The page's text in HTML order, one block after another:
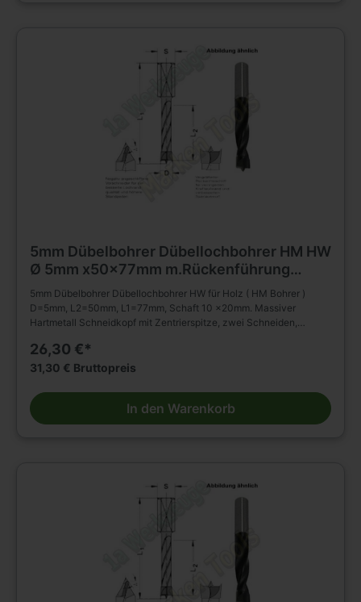
5mm Dübelbohrer Dübellochbohrer HM HW
Ø 5mm x50x77mm m.Rückenführung
Schaft 10mm Z2+V2
5mm Dübelbohrer Dübellochbohrer HW für Holz ( HM Bohrer )
D=5mm, L2=50mm, L1=77mm, Schaft 10 x20mm. Massiver
Hartmetall Schneidkopf mit Zentrierspitze, zwei Schneiden,
kunststoffbeschichtet. Zylinderschaft mit Spannfläche und
Tiefeneinstellschraube. Zum Einsatz im Spannfutter,
CNC Maschinen. Zum Bohren von Sacklöchern z.B. Dübellöchern
in Massivholz, Holz- und Plattenwerkstoffen u.s.w. Weitere Bohrer
und Zubehör finden Sie in unserem Werkzeug Shop.
26,30 €*
31,30 € Bruttopreis
In den Warenkorb